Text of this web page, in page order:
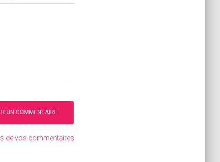
de vos commentaires